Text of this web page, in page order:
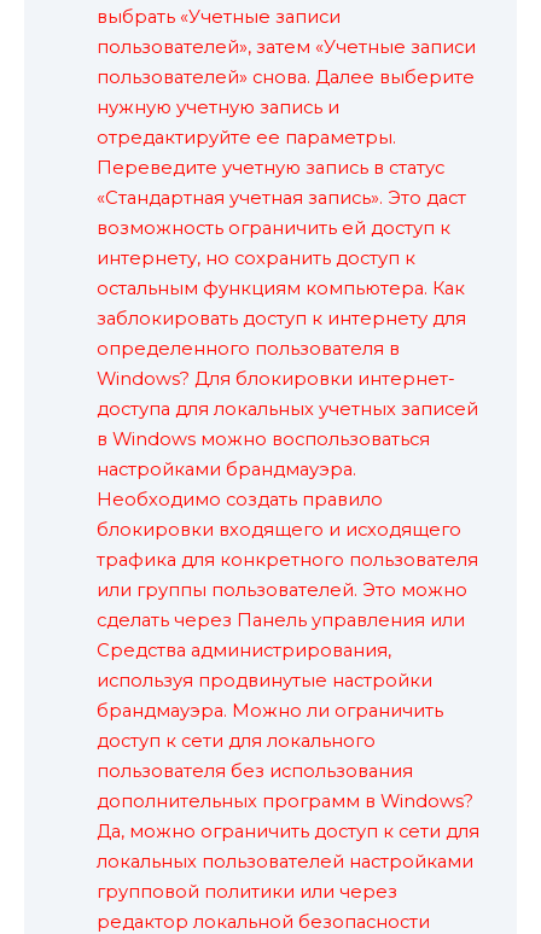
выбрать «Учетные записи
пользователей», затем «Учетные записи
пользователей» снова. Далее выберите
нужную учетную запись и
отредактируйте ее параметры.
Переведите учетную запись в статус
«Стандартная учетная запись». Это даст
возможность ограничить ей доступ к
интернету, но сохранить доступ к
остальным функциям компьютера. Как
заблокировать доступ к интернету для
определенного пользователя в
Windows? Для блокировки интернет-
доступа для локальных учетных записей
в Windows можно воспользоваться
настройками брандмауэра.
Необходимо создать правило
блокировки входящего и исходящего
трафика для конкретного пользователя
или группы пользователей. Это можно
сделать через Панель управления или
Средства администрирования,
используя продвинутые настройки
брандмауэра. Можно ли ограничить
доступ к сети для локального
пользователя без использования
дополнительных программ в Windows?
Да, можно ограничить доступ к сети для
локальных пользователей настройками
групповой политики или через
редактор локальной безопасности